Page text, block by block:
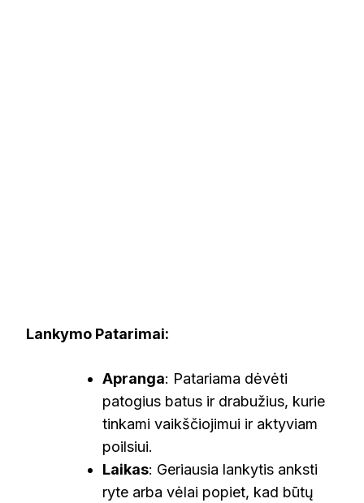
Lankymo Patarimai:
Apranga: Patariama dėvėti
patogius batus ir drabužius, kurie
tinkami vaikščiojimui ir aktyviam
poilsiui.
Laikas: Geriausia lankytis anksti
ryte arba vėlai popiet, kad būtų